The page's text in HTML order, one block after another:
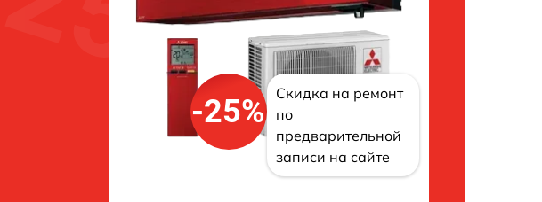
-25%
Скидка на ремонт
по
предварительной
записи на сайте